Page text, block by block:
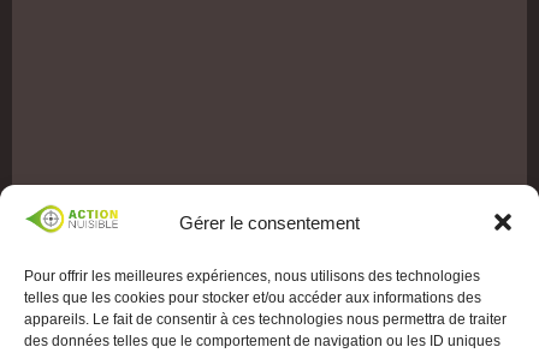
Gérer le consentement
Pour offrir les meilleures expériences, nous utilisons des technologies
telles que les cookies pour stocker et/ou accéder aux informations des
appareils. Le fait de consentir à ces technologies nous permettra de traiter
des données telles que le comportement de navigation ou les ID uniques